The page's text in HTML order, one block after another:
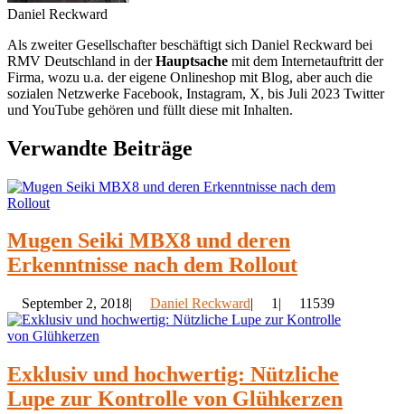
Daniel Reckward
Als zweiter Gesellschafter beschäftigt sich Daniel Reckward bei
RMV Deutschland in derHauptsache mit dem Internetauftritt der
Firma, wozu u.a. der eigene Onlineshop mit Blog, aber auch die
sozialen Netzwerke Facebook, Instagram, X, bis Juli 2023 Twitter
und YouTube gehören und füllt diese mit Inhalten.
Verwandte Beiträge
Mugen Seiki MBX8 und deren
Erkenntnisse nach dem Rollout
September 2, 2018| Daniel Reckward| 1| 11539
Exklusiv und hochwertig: Nützliche
Lupe zur Kontrolle von Glühkerzen